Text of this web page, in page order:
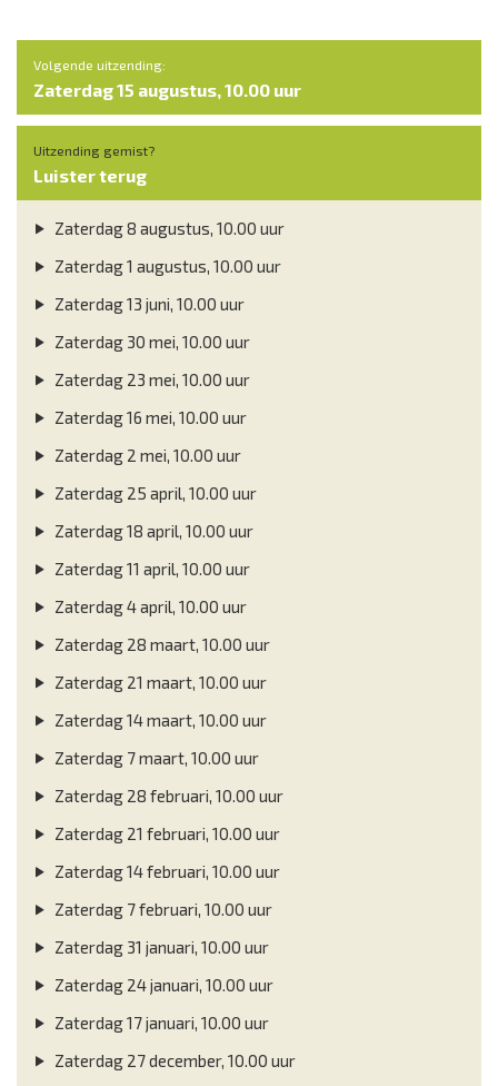
Volgende uitzending:
Zaterdag 15 augustus, 10.00 uur
Uitzending gemist?
Luister terug
Zaterdag 8 augustus, 10.00 uur
Zaterdag 1 augustus, 10.00 uur
Zaterdag 13 juni, 10.00 uur
Zaterdag 30 mei, 10.00 uur
Zaterdag 23 mei, 10.00 uur
Zaterdag 16 mei, 10.00 uur
Zaterdag 2 mei, 10.00 uur
Zaterdag 25 april, 10.00 uur
Zaterdag 18 april, 10.00 uur
Zaterdag 11 april, 10.00 uur
Zaterdag 4 april, 10.00 uur
Zaterdag 28 maart, 10.00 uur
Zaterdag 21 maart, 10.00 uur
Zaterdag 14 maart, 10.00 uur
Zaterdag 7 maart, 10.00 uur
Zaterdag 28 februari, 10.00 uur
Zaterdag 21 februari, 10.00 uur
Zaterdag 14 februari, 10.00 uur
Zaterdag 7 februari, 10.00 uur
Zaterdag 31 januari, 10.00 uur
Zaterdag 24 januari, 10.00 uur
Zaterdag 17 januari, 10.00 uur
Zaterdag 27 december, 10.00 uur